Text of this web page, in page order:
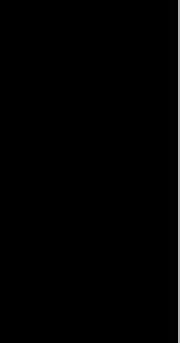
de sonido
& Horror